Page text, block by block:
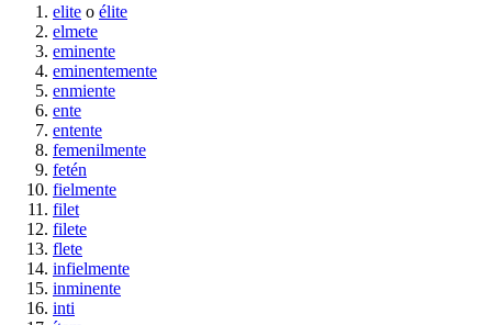
elite o élite
elmete
eminente
eminentemente
enmiente
ente
entente
femenilmente
fetén
fielmente
filet
filete
flete
infielmente
inminente
inti